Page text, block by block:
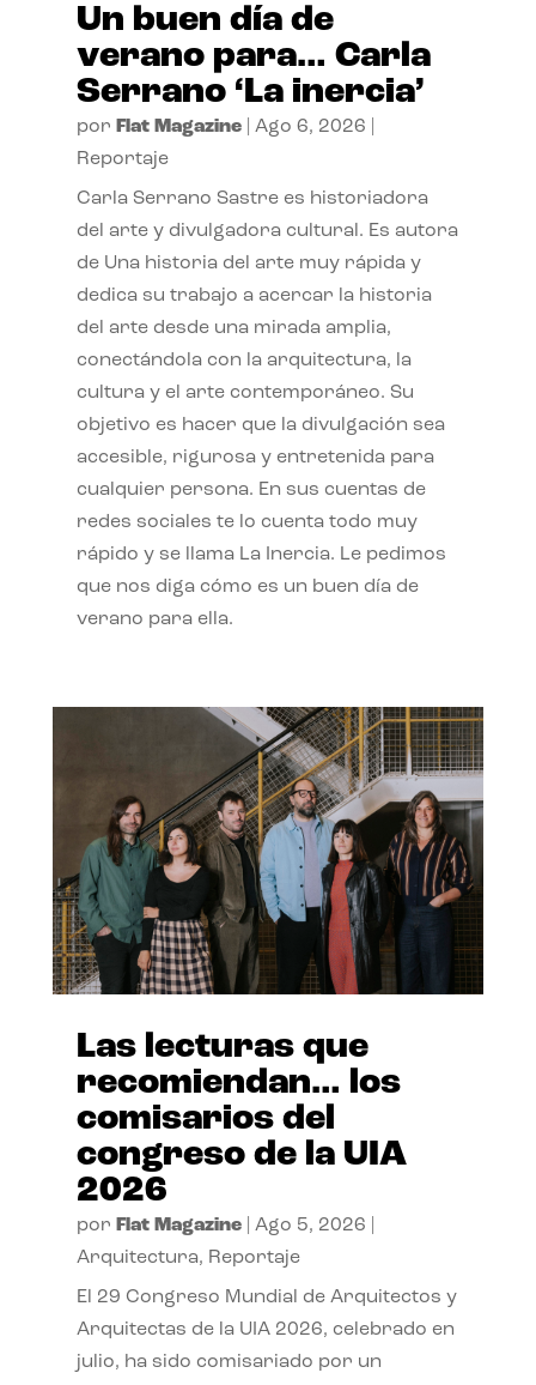
Un buen día de
verano para… Carla
Serrano ‘La inercia’
por Flat Magazine| Ago 6, 2026
Reportaje
Carla Serrano Sastre es historiadora
del arte y divulgadora cultural. Es autora
de Una historia del arte muy rápida y
dedica su trabajo a acercar la historia
del arte desde una mirada amplia,
conectándola con la arquitectura, la
cultura y el arte contemporáneo. Su
objetivo es hacer que la divulgación sea
accesible, rigurosa y entretenida para
cualquier persona. En sus cuentas de
redes sociales te lo cuenta todo muy
rápido y se llama La Inercia. Le pedimos
que nos diga cómo es un buen día de
verano para ella.
Las lecturas que
recomiendan… los
comisarios del
congreso de la UIA
2026
por Flat Magazine| Ago 5, 2026
Arquitectura, Reportaje
El 29 Congreso Mundial de Arquitectos y
Arquitectas de la UIA 2026, celebrado en
julio, ha sido comisariado por un